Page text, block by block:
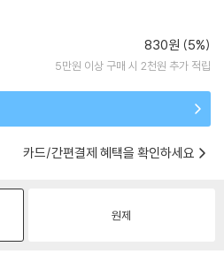
830원 (5%)
5만원 이상 구매 시 2천원 추가 적립
카드/간편결제 혜택을 확인하세요
원제